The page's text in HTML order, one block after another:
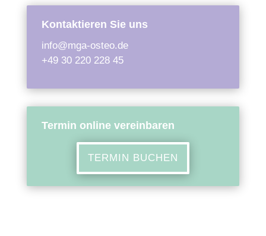
Kontaktieren Sie uns
info@mga-osteo.de
+49 30 220 228 45
Termin online vereinbaren
TERMIN BUCHEN